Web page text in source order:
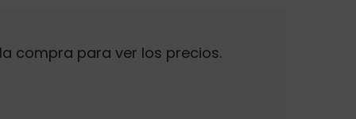
compra para ver los precios.